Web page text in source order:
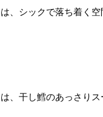
、シックで落ち着く空
は、干し鱈のあっさりス